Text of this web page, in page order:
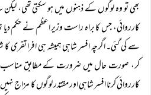
بھی تو وہ لوگوں کے ذہنوں میں ہو سکتی تھی،
کارروائی، جس کا براہ راست وزیر اعظم نے حکم
سے کی گئی۔ اگرچہ افسر شاہی ہمیشہ ہی افرا
کر، صورت حال میں ضرورت کے مطابق مناسب
کارروائی کرنا افسر شاہی اور مقتدر لوگوں کا مزاج